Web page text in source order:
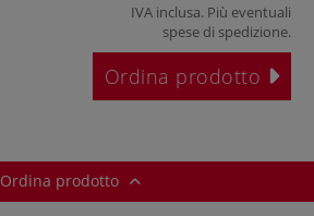
IVA inclusa. Più eventuali
spese di spedizione.
Ordina prodotto
Ordina prodotto